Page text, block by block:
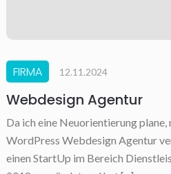
FIRMA 12.11.2024
Webdesign Agentur
Da ich eine Neuorientierung plane,
WordPress Webdesign Agentur
einen StartUp im Bereich